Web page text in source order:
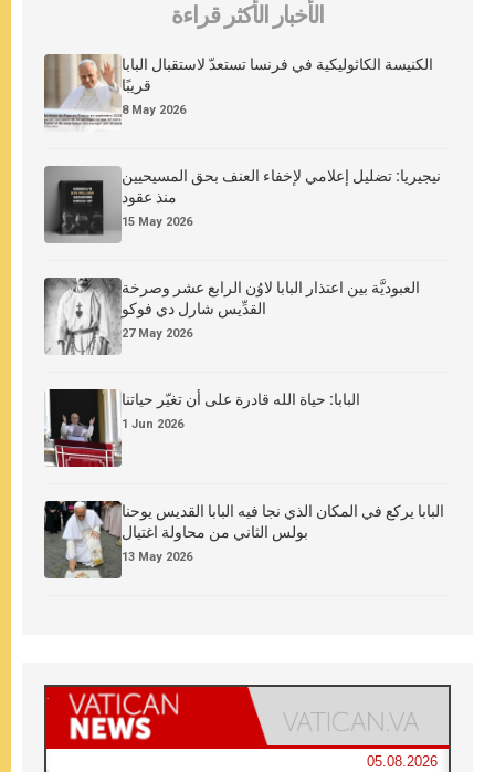
الأخبار الأكثر قراءة
الكنيسة الكاثوليكية في فرنسا تستعدّ لاستقبال البابا
قريبًا
8 May 2026
نيجيريا: تضليل إعلامي لإخفاء العنف بحق المسيحيين
منذ عقود
15 May 2026
العبوديَّة بين اعتذار البابا لاوُن الرابع عشر وصرخة
القدِّيس شارل دي فوكو
27 May 2026
البابا: حياة الله قادرة على أن تغيّر حياتنا
1 Jun 2026
البابا يركع في المكان الذي نجا فيه البابا القديس يوحنا
بولس الثاني من محاولة اغتيال
13 May 2026
05.08.2026